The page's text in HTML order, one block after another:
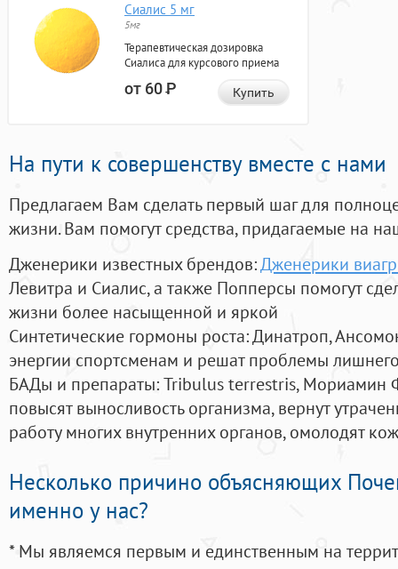
Сиалис 5 мг
5мг
Терапевтическая дозировка
Сиалиса для курсового приема
от 60Р Купить
На пути к совершенству вместе с нами
Предлагаем Вам сделать первый шаг для
жизни. Вам помогут средства, придагаемые на
Дженерики известных брендов:Дженерики
Левитра и Сиалис, а также Попперсы помогут
жизни более насыщенной и яркой
Синтетические гормоны роста: Динатроп,
энергии спортсменам и решат проблемы
БАДы и препараты:Tribulus terrestris, Мориамин
повысят выносливость организма, вернут
работу многих внутренних органов, омолодят
Несколько причино объясняющих
именно у нас?
* Мы являемся первым и единственным на